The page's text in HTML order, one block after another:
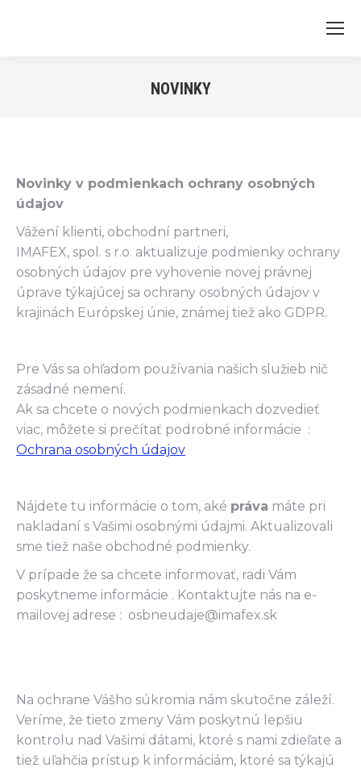
NOVINKY
Novinky v podmienkach ochrany osobných
údajov
Vážení klienti, obchodní partneri,
IMAFEX, spol. s r.o. aktualizuje podmienky ochrany
osobných údajov pre vyhovenie novej právnej
úprave týkajúcej sa ochrany osobných údajov v
krajinách Európskej únie, známej tiež ako GDPR.
Pre Vás sa ohľadom používania našich služieb nič
zásadné nemení.
Ak sa chcete o nových podmienkach dozvedieť
viac, môžete si prečítať podrobné informácie :
Ochrana osobných údajov
Nájdete tu informácie o tom, aké práva máte pri
nakladaní s Vašimi osobnými údajmi. Aktualizovali
sme tiež naše obchodné podmienky.
V prípade že sa chcete informovať, radi Vám
poskytneme informácie . Kontaktujte nás na e-
mailovej adrese : osbneudaje@imafex.sk
Na ochrane Vášho súkromia nám skutočne záleží.
Veríme, že tieto zmeny Vám poskytnú lepšiu
kontrolu nad Vašimi dátami, ktoré s nami zdieľate a
tiež uľahčia prístup k informáciám, ktoré sa týkajú